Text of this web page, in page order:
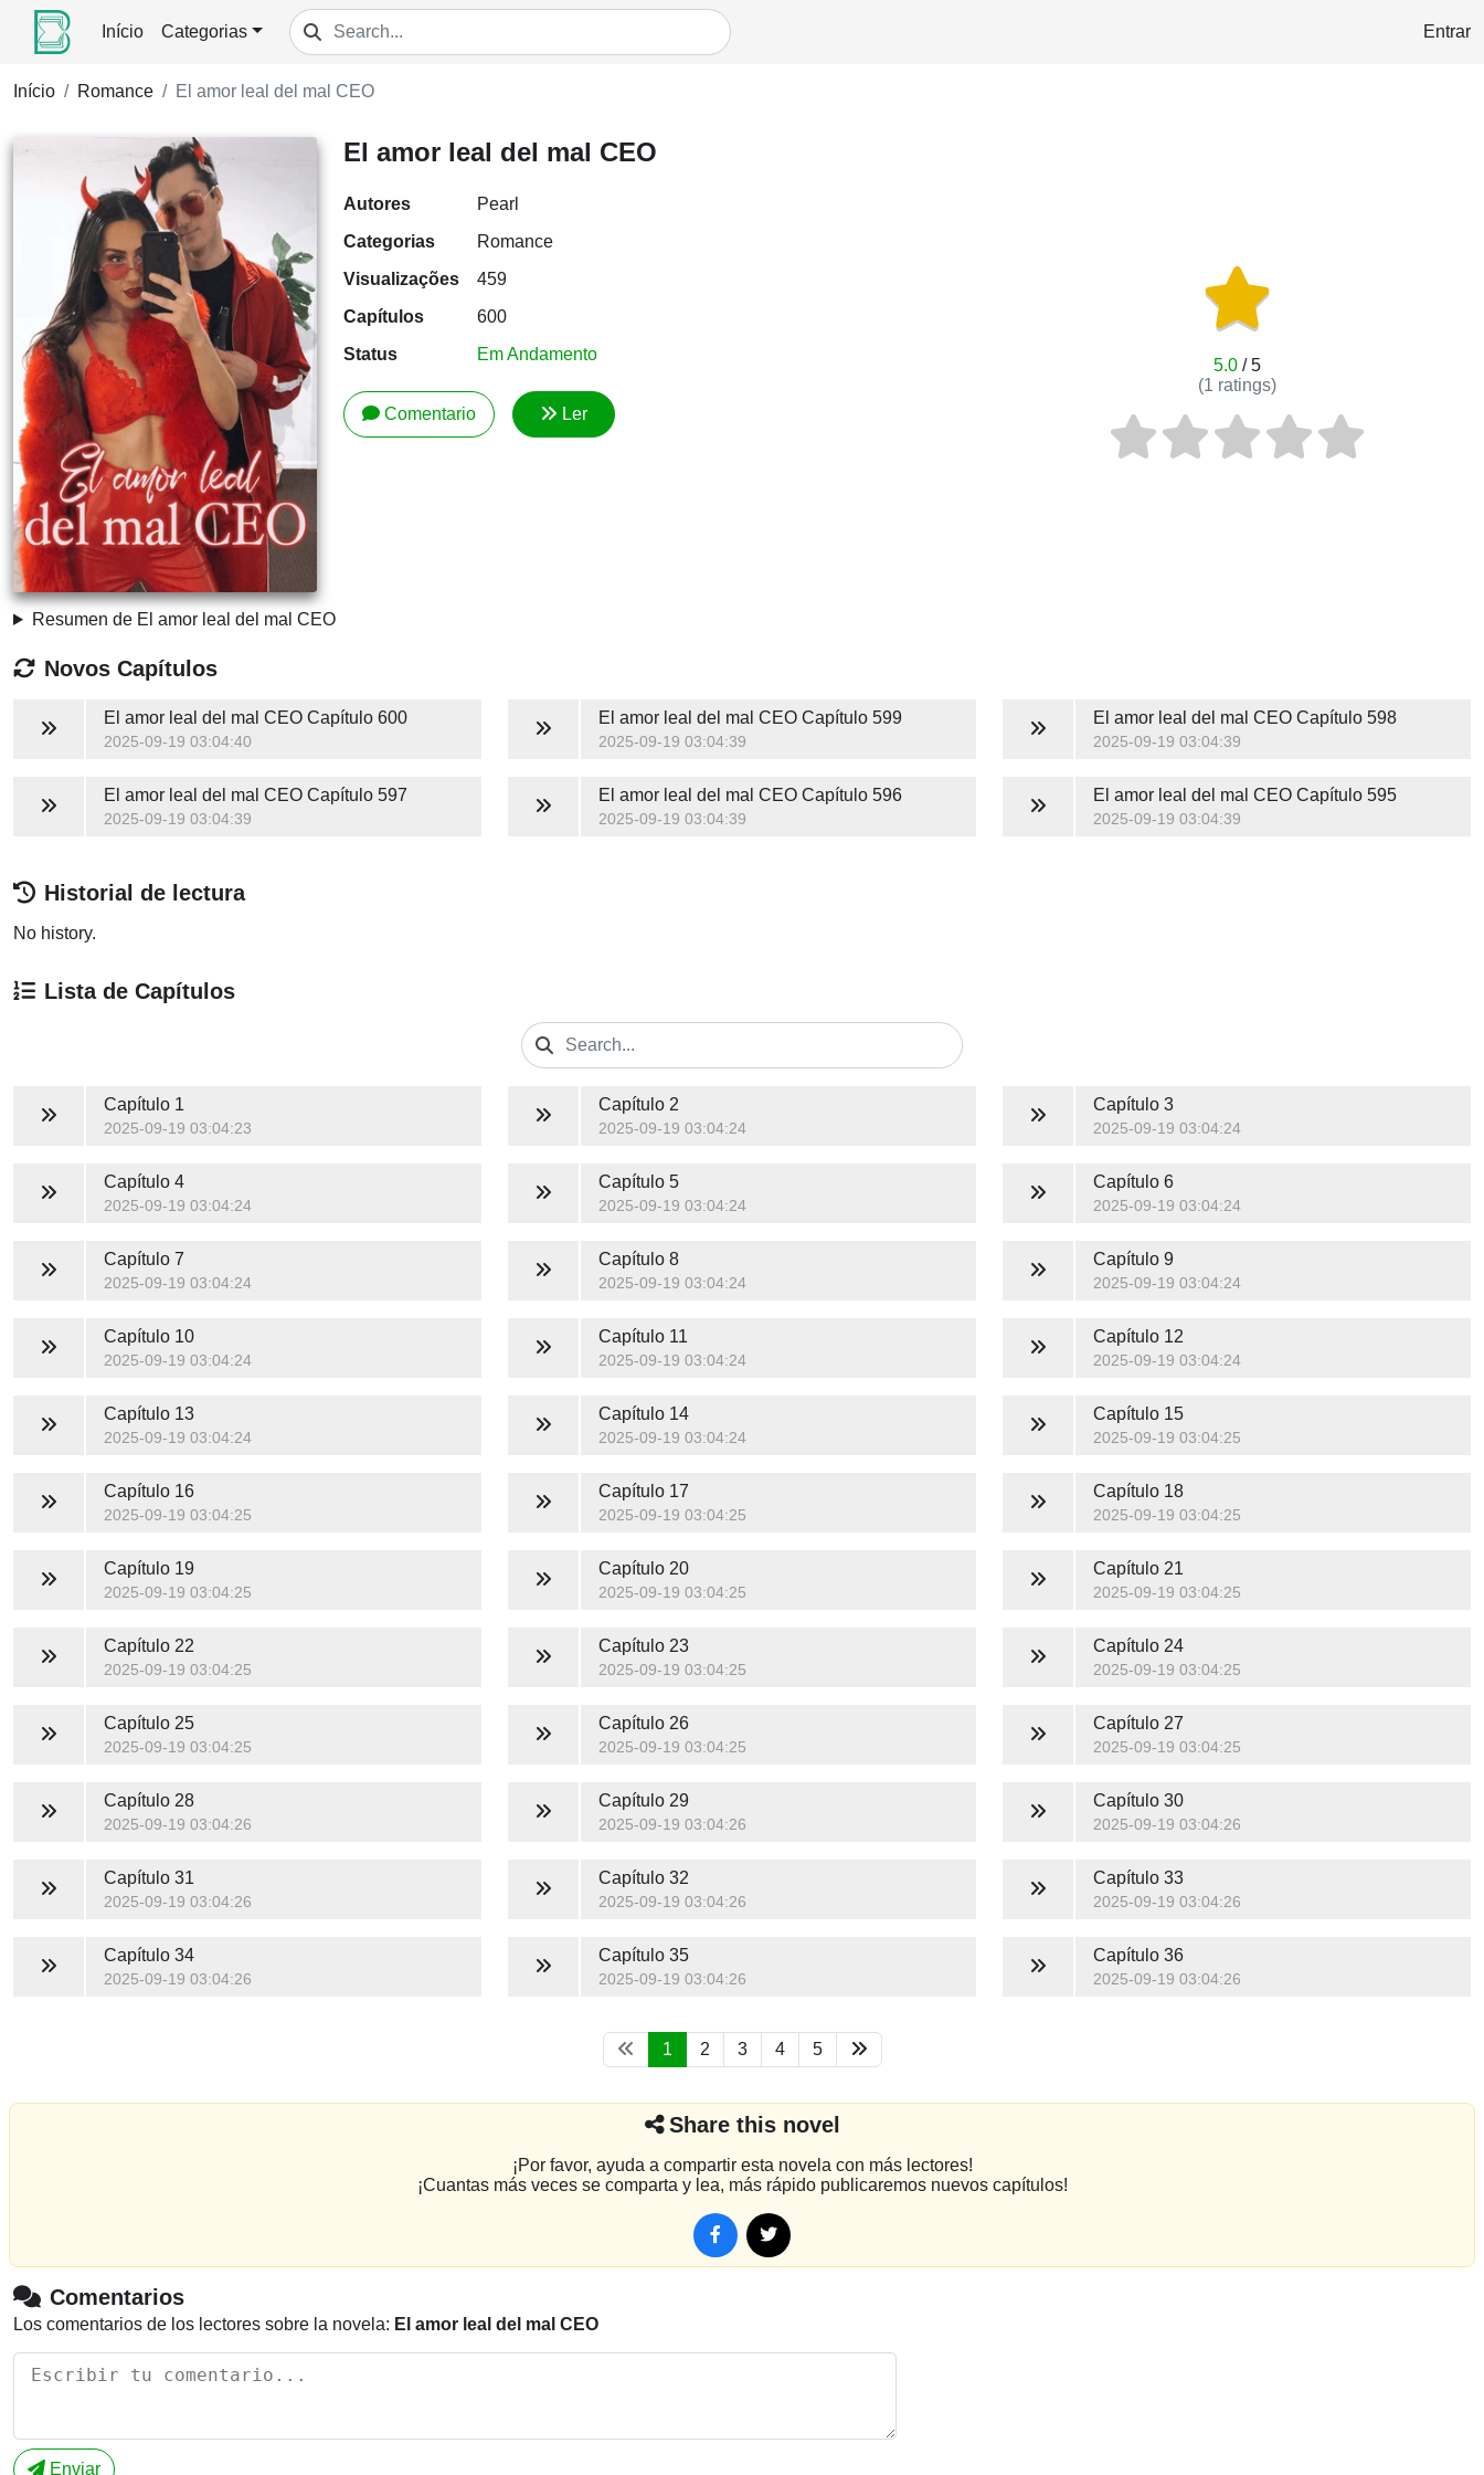
Início Categorias Entrar
Início Romance El amor leal del mal CEO
El amor leal del mal CEO
Autores
Pearl
Categorias
Romance
Visualizações
459
Capítulos
600
Status
Em Andamento
Comentario Ler
5.0/ 5
(1 ratings)
Resumen de El amor leal del mal CEO
Novos Capítulos
El amor leal del mal CEOCapítulo 600
2025-09-19 03:04:40
El amor leal del mal CEOCapítulo 599
2025-09-19 03:04:39
El amor leal del mal CEOCapítulo 598
2025-09-19 03:04:39
El amor leal del mal CEOCapítulo 597
2025-09-19 03:04:39
El amor leal del mal CEOCapítulo 596
2025-09-19 03:04:39
El amor leal del mal CEOCapítulo 595
2025-09-19 03:04:39
Historial de lectura
No history.
Lista de Capítulos
Capítulo 1
2025-09-19 03:04:23
Capítulo 2
2025-09-19 03:04:24
Capítulo 3
2025-09-19 03:04:24
Capítulo 4
2025-09-19 03:04:24
Capítulo 5
2025-09-19 03:04:24
Capítulo 6
2025-09-19 03:04:24
Capítulo 7
2025-09-19 03:04:24
Capítulo 8
2025-09-19 03:04:24
Capítulo 9
2025-09-19 03:04:24
Capítulo 10
2025-09-19 03:04:24
Capítulo 11
2025-09-19 03:04:24
Capítulo 12
2025-09-19 03:04:24
Capítulo 13
2025-09-19 03:04:24
Capítulo 14
2025-09-19 03:04:24
Capítulo 15
2025-09-19 03:04:25
Capítulo 16
2025-09-19 03:04:25
Capítulo 17
2025-09-19 03:04:25
Capítulo 18
2025-09-19 03:04:25
Capítulo 19
2025-09-19 03:04:25
Capítulo 20
2025-09-19 03:04:25
Capítulo 21
2025-09-19 03:04:25
Capítulo 22
2025-09-19 03:04:25
Capítulo 23
2025-09-19 03:04:25
Capítulo 24
2025-09-19 03:04:25
Capítulo 25
2025-09-19 03:04:25
Capítulo 26
2025-09-19 03:04:25
Capítulo 27
2025-09-19 03:04:25
Capítulo 28
2025-09-19 03:04:26
Capítulo 29
2025-09-19 03:04:26
Capítulo 30
2025-09-19 03:04:26
Capítulo 31
2025-09-19 03:04:26
Capítulo 32
2025-09-19 03:04:26
Capítulo 33
2025-09-19 03:04:26
Capítulo 34
2025-09-19 03:04:26
Capítulo 35
2025-09-19 03:04:26
Capítulo 36
2025-09-19 03:04:26
1 2 3 4 5
Share this novel
¡Por favor, ayuda a compartir esta novela con más lectores!
¡Cuantas más veces se comparta y lea, más rápido publicaremos nuevos capítulos!
Comentarios
Los comentarios de los lectores sobre la novela: El amor leal del mal CEO
Enviar